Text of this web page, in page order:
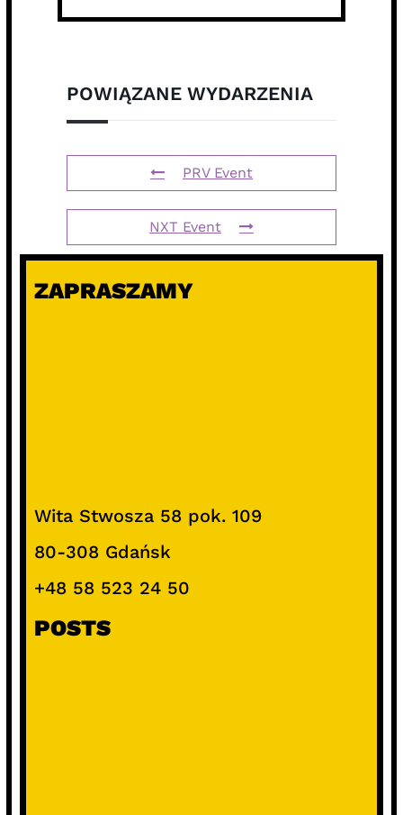
POWIĄZANE WYDARZENIA
PRV Event
NXT Event
ZAPRASZAMY
Wita Stwosza 58 pok. 109
80-308 Gdańsk
+48 58 523 24 50
POSTS